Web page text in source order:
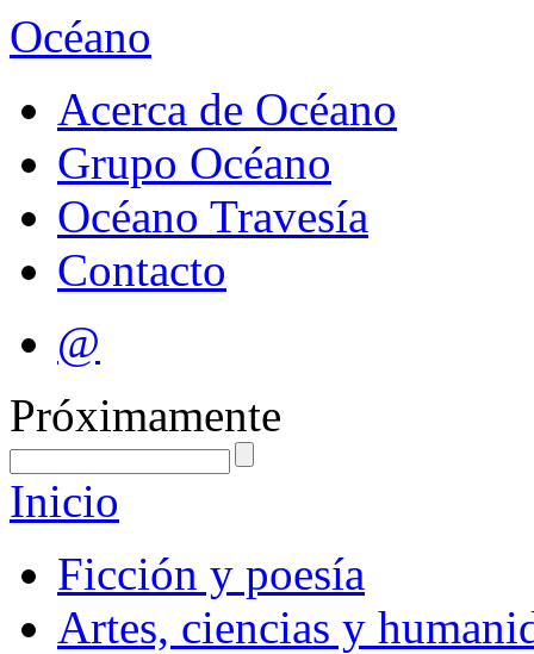
Océano
Acerca de Océano
Grupo Océano
Océano Travesía
Contacto
@
Próximamente
Inicio
Ficción y poesía
Artes, ciencias y